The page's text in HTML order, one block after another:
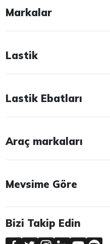
Markalar
Lastik
Lastik Ebatları
Araç markaları
Mevsime Göre
Bizi Takip Edin